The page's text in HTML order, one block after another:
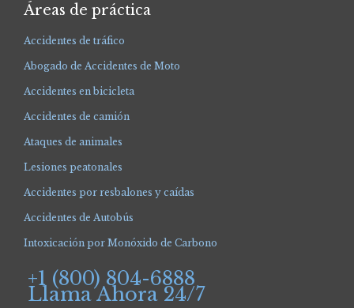
Áreas de práctica
Accidentes de tráfico
Abogado de Accidentes de Moto
Accidentes en bicicleta
Accidentes de camión
Ataques de animales
Lesiones peatonales
Accidentes por resbalones y caídas
Accidentes de Autobús
Intoxicación por Monóxido de Carbono
+1 (800) 804-6888
Llama Ahora 24/7